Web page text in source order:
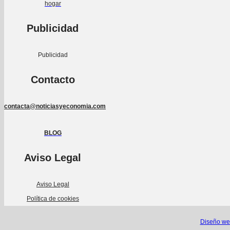
hogar
Publicidad
Publicidad
Contacto
contacta@noticiasyeconomia.com
BLOG
Aviso Legal
Aviso Legal
Política de cookies
Diseño